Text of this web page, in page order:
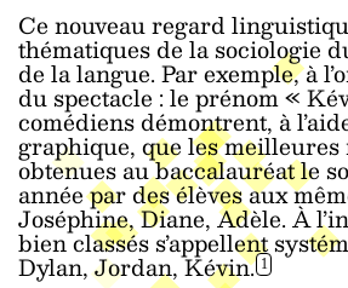
Ce nouveau regard
thématiques de la sociologie
de la langue. Par exemple, à
du spectacle : le prénom «
comédiens démontrent, à
graphique, que les meilleures
obtenues au baccalauréat le
année par des élèves aux
Joséphine, Diane, Adèle. À
bien classés s’appellent
Dylan, Jordan,Kévin. 1